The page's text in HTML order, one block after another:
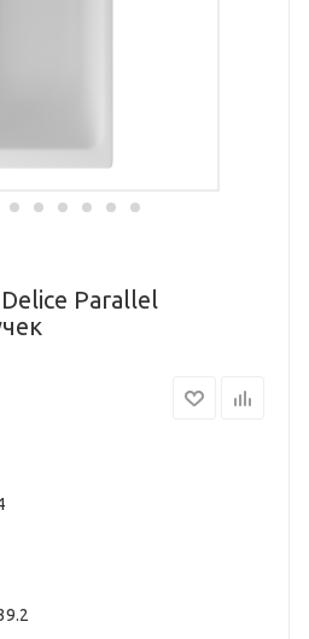
Parallel